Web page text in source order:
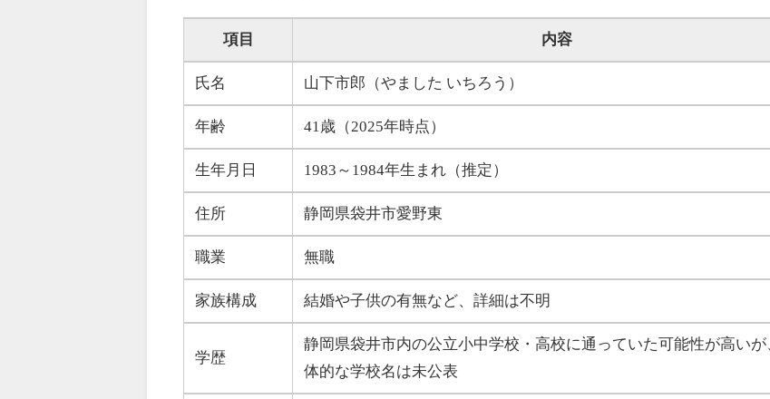
項目 内容
氏名 山下市郎（やました いちろう）
年齢 41歳（2025年時点）
生年月日 1983～1984年生まれ（推定）
住所 静岡県袋井市愛野東
職業 無職
家族構成 結婚や子供の有無など、詳細は不明
学歴
静岡県袋井市内の公立小中学校・高校に通っていた可能性が高いが
体的な学校名は未公表